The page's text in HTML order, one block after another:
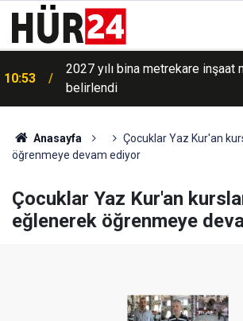
10:53
2027 yılı bina metrekare
belirlendi
Anasayfa
Çocuklar Yaz Kur'an
öğrenmeye devam ediyor
Çocuklar Yaz Kur'an
eğlenerek öğrenmeye